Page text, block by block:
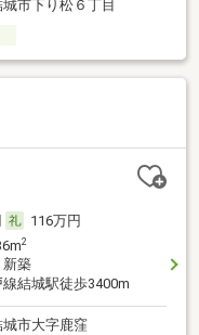
市下り松６丁目
116万円
2
新築
線結城駅徒歩3400m
市大字鹿窪